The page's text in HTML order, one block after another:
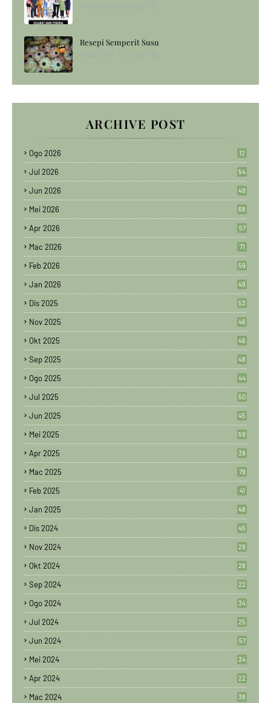
Resepi Semperit Susu
ARCHIVE POST
Ogo 2026 12
Jul 2026 54
Jun 2026 49
Mei 2026 68
Apr 2026 57
Mac 2026 71
Feb 2026 59
Jan 2026 49
Dis 2025 53
Nov 2025 46
Okt 2025 46
Sep 2025 48
Ogo 2025 44
Jul 2025 50
Jun 2025 45
Mei 2025 59
Apr 2025 39
Mac 2025 79
Feb 2025 41
Jan 2025 48
Dis 2024 45
Nov 2024 29
Okt 2024 28
Sep 2024 22
Ogo 2024 34
Jul 2024 25
Jun 2024 57
Mei 2024 34
Apr 2024 22
Mac 2024 38